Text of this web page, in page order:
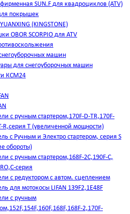
SUN.F для квадроциклов (АТV)
покрышек
(KINGSTONE)
OBOR SCORPIO для ATV
машин
для снегоуборочных машин
КСМ24
с ручным стартером,170F-D-TR,170F-
R,серия Т (увеличенной мощности)
с Ручным и Электро стартером, серия S
обороты)
с ручным стартером,168F-2C,190F-C,
серия
с редуктором с автом. сцеплением
для мотокосы LIFAN 139F2,1E48F
с ручным
2,170F-